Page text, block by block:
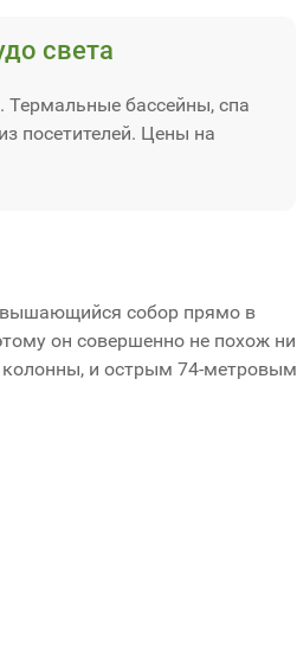
света
Термальные бассейны, спа
посетителей. Цены на
собор прямо в
он совершенно не похож ни
колонны, и острым 74-метровым